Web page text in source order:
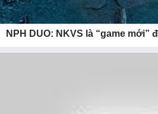
NPH DUO: NKVS là “game mới”